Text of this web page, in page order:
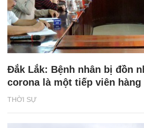
THỜI SỰ
Đắk Lắk: Bệnh nhân bị đồn
corona là một tiếp viên hàng